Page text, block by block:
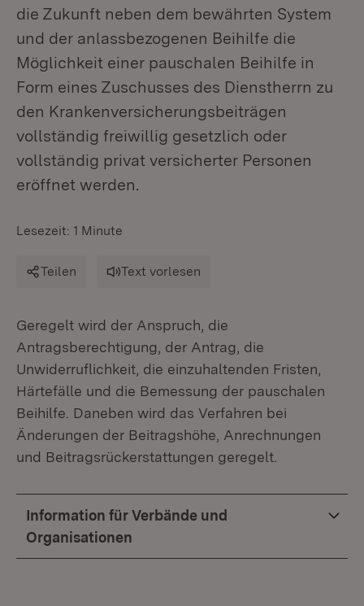
die Zukunft neben dem bewährten System
und der anlassbezogenen Beihilfe die
Möglichkeit einer pauschalen Beihilfe in
Form eines Zuschusses des Dienstherrn zu
den Krankenversicherungsbeiträgen
vollständig freiwillig gesetzlich oder
vollständig privat versicherter Personen
eröffnet werden.
Lesezeit: 1 Minute
Teilen Text vorlesen
Geregelt wird der Anspruch, die
Antragsberechtigung, der Antrag, die
Unwiderruflichkeit, die einzuhaltenden Fristen,
Härtefälle und die Bemessung der pauschalen
Beihilfe. Daneben wird das Verfahren bei
Änderungen der Beitragshöhe, Anrechnungen
und Beitragsrückerstattungen geregelt.
Information für Verbände und
Organisationen